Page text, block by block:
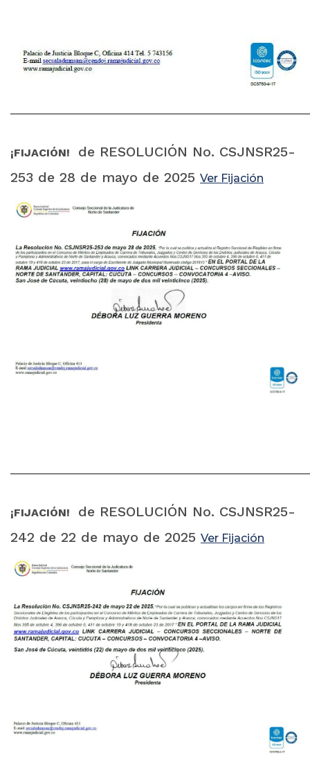
¡FIJACIÓN!
de RESOLUCIÓN No. CSJNSR25-
253 de 28 de mayo de 2025 Ver Fijación
¡FIJACIÓN!
de RESOLUCIÓN No. CSJNSR25-
242 de 22 de mayo de 2025 Ver Fijación